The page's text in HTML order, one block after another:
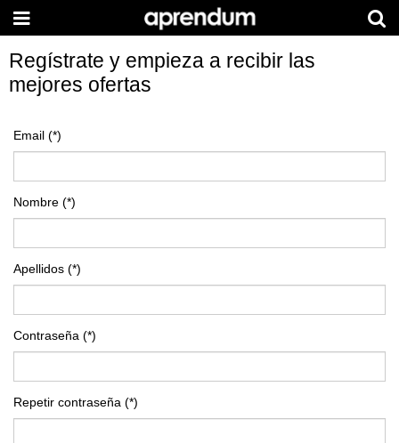
Regístrate y empieza a recibir las
mejores ofertas
Email (*)
Nombre (*)
Apellidos (*)
Contraseña (*)
Repetir contraseña (*)